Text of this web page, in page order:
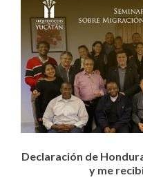
Declaración de
y me